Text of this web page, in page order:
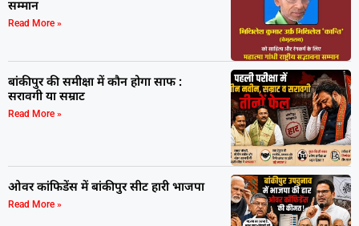
सम्मान
Read More »
बांकीपुर की समीक्षा में कौन होगा साफ :
सरावगी या सम्राट
Read More »
ओवर कांफिडेंस में बांकीपुर सीट हारी भाजपा
Read More »